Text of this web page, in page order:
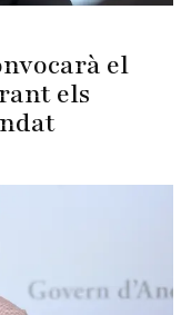
el
els